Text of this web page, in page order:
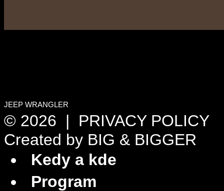
JEEP WRANGLER
© 2026 | PRIVACY POLICY
Created by BIG & BIGGER
Kedy a kde
Program